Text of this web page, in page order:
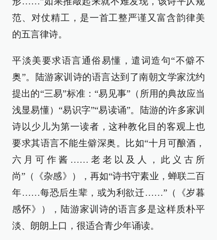
范、对仗精工，是一首工整严谨又富含韵律美
的五言律诗。
平淡美要求语言通俗易懂，遣词造句“不僻不
奥”。陆游家训诗的语言达到了南朝文学家沈约
提出的“三易”标准：“易见事”（所用的典故应当
浅显易懂）“易识字”“易读诵”。陆游的许多家训
诗以少儿为第一读者，这种教化目的客观上也
要求其语言不能生僻深奥。比如“十月可酿酒，
六月可作酱……老老以及人，此义古所
尚”（《杂感》），再如“诗书守素业，蝉联二百
年……每恐后生辈，或为利欲迁……”（《岁暮
感怀》），陆游家训诗的语言多是这样质朴平
淡、朗朗上口，很适合青少年诵读。